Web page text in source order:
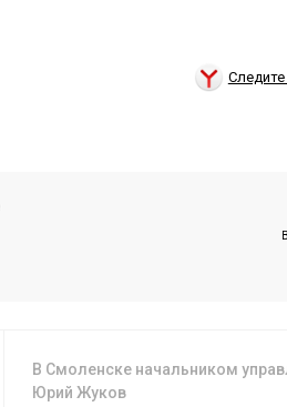
В Смоленске начальником
Юрий Жуков